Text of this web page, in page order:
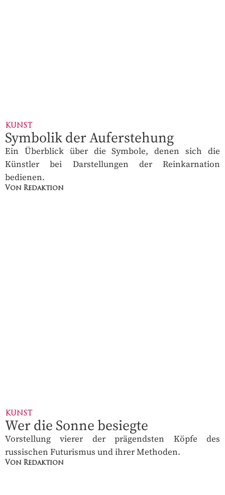
KUNST
Symbolik der Auferstehung
Ein Überblick über die Symbole, denen sich die
Künstler bei Darstellungen der Reinkarnation
bedienen.
Von Redaktion
KUNST
Wer die Sonne besiegte
Vorstellung vierer der prägendsten Köpfe des
russischen Futurismus und ihrer Methoden.
Von Redaktion